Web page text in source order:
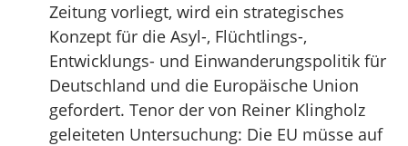
Zeitung vorliegt, wird ein strategisches
Konzept für die Asyl-, Flüchtlings-,
Entwicklungs- und Einwanderungspolitik für
Deutschland und die Europäische Union
gefordert. Tenor der von Reiner Klingholz
geleiteten Untersuchung: Die EU müsse auf